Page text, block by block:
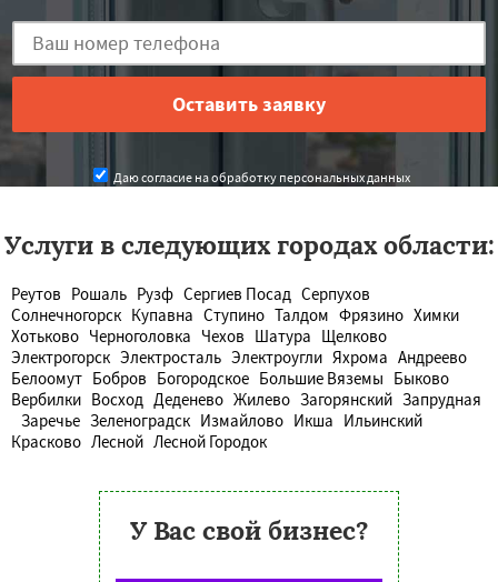
Даю согласие на обработку персональных данных
Услуги в следующих городах области:
Реутов Рошаль Рузф Сергиев Посад Серпухов
Солнечногорск Купавна Ступино Талдом Фрязино Химки
Хотьково Черноголовка Чехов Шатура Щелково
Электрогорск Электросталь Электроугли Яхрома Андреево
Белоомут Бобров Богородское Большие Вяземы Быково
Вербилки Восход Деденево Жилево Загорянский Запрудная
Заречье Зеленоградск Измайлово Икша Ильинский
Красково Лесной Лесной Городок
У Вас свой бизнес?